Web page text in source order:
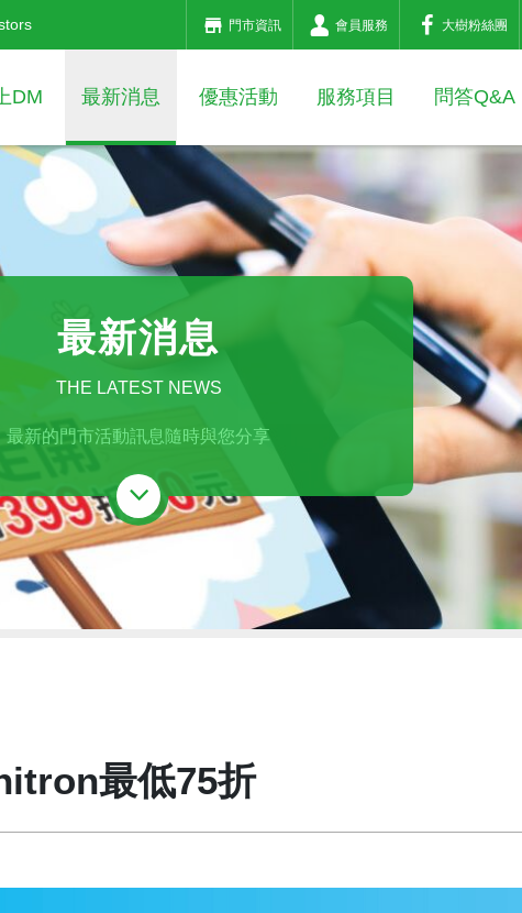
門市資訊 會員服務 大樹粉絲團
DM 最新消息 優惠活動 服務項目 問答Q&A
最新消息
THE LATEST NEWS
最新的門市活動訊息隨時與您分享
最低75折